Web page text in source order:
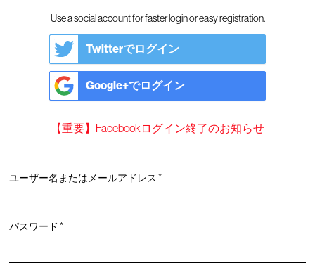
Use a social account for faster login or easy registration.
Twitterでログイン
Google+でログイン
【重要】Facebookログイン終了のお知らせ
ユーザー名またはメールアドレス*必
パスワード*必